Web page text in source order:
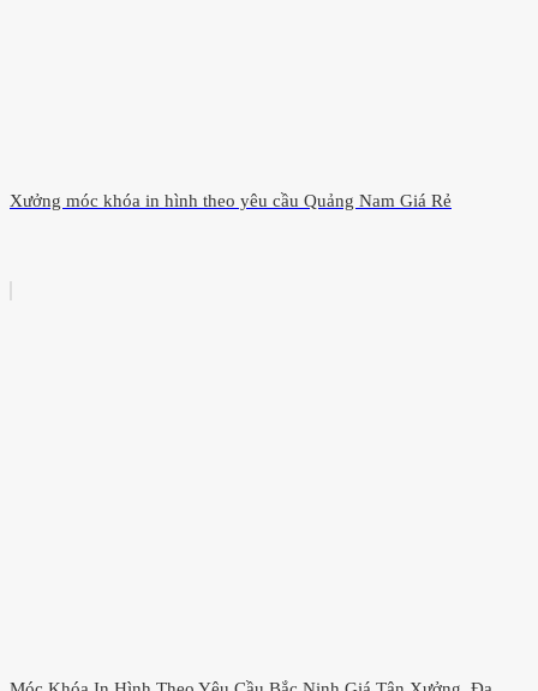
Xưởng móc khóa in hình theo yêu cầu Quảng Nam Giá Rẻ